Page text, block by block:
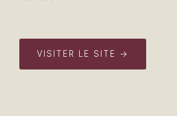
VISITER LE SITE →